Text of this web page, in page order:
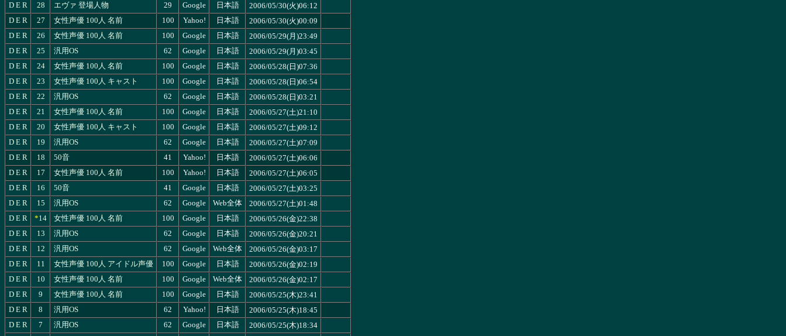
D E R 28 エヴァ 登場人物 29 Google 日本語 2006/05/30(火)06:12
D E R 27 女性声優 100人 名前 100 Yahoo! 日本語 2006/05/30(火)00:09
D E R 26 女性声優 100人 名前 100 Google 日本語 2006/05/29(月)23:49
D E R 25 汎用OS 62 Google 日本語 2006/05/29(月)03:45
D E R 24 女性声優 100人 名前 100 Google 日本語 2006/05/28(日)07:36
D E R 23 女性声優 100人 キャスト 100 Google 日本語 2006/05/28(日)06:54
D E R 22 汎用OS 62 Google 日本語 2006/05/28(日)03:21
D E R 21 女性声優 100人 名前 100 Google 日本語 2006/05/27(土)21:10
D E R 20 女性声優 100人 キャスト 100 Google 日本語 2006/05/27(土)09:12
D E R 19 汎用OS 62 Google 日本語 2006/05/27(土)07:09
D E R 18 50音 41 Yahoo! 日本語 2006/05/27(土)06:06
D E R 17 女性声優 100人 名前 100 Yahoo! 日本語 2006/05/27(土)06:05
D E R 16 50音 41 Google 日本語 2006/05/27(土)03:25
D E R 15 汎用OS 62 Google Web全体 2006/05/27(土)01:48
D E R *14 女性声優 100人 名前 100 Google 日本語 2006/05/26(金)22:38
D E R 13 汎用OS 62 Google 日本語 2006/05/26(金)20:21
D E R 12 汎用OS 62 Google Web全体 2006/05/26(金)03:17
D E R 11 女性声優 100人 アイドル声優 100 Google 日本語 2006/05/26(金)02:19
D E R 10 女性声優 100人 名前 100 Google Web全体 2006/05/26(金)02:17
D E R 9 女性声優 100人 名前 100 Google 日本語 2006/05/25(木)23:41
D E R 8 汎用OS 62 Yahoo! 日本語 2006/05/25(木)18:45
D E R 7 汎用OS 62 Google 日本語 2006/05/25(木)18:34